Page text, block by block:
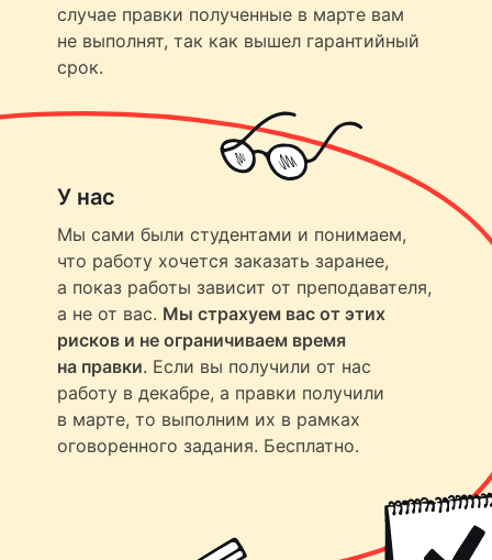
случае правки полученные в марте вам
не выполнят, так как вышел гарантийный
срок.
У нас
Мы сами были студентами и понимаем,
что работу хочется заказать заранее,
а показ работы зависит от преподавателя,
а не от вас. Мы страхуем вас от этих
рисков и не ограничиваем время
на правки. Если вы получили от нас
работу в декабре, а правки получили
в марте, то выполним их в рамках
оговоренного задания. Бесплатно.